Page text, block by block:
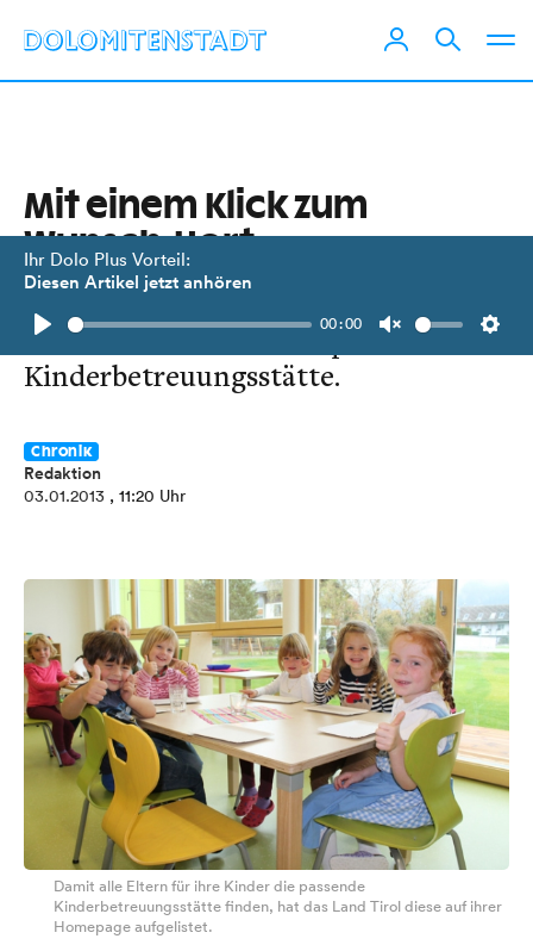
Ihr Dolo Plus Vorteil:
Diesen Artikel jetzt anhören
Play
00:00
Unmute
Mit einem Klick zum
Wunsch-Hort
Serviceangebot des Landes
vereinfacht Suche nach passender
Kinderbetreuungsstätte.
Chronik
Redaktion
03.01.2013 , 11:20 Uhr
Damit alle Eltern für ihre Kinder die passende
Kinderbetreuungsstätte finden, hat das Land Tirol diese auf ihrer
Homepage aufgelistet.